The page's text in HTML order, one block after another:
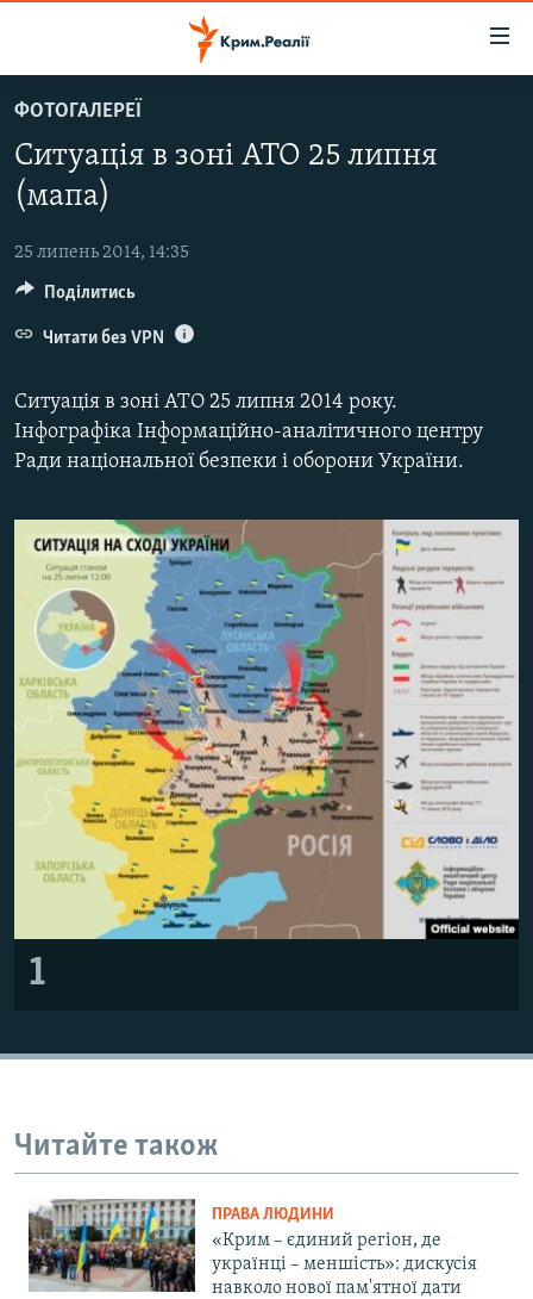
до
основного
матеріалу
Перейти
до
навігації
Перейти
пошуку
ВОДА.КРИМ
ВІДЕО ТА ФОТО
ПОЛІТИКА
БЛОГИ
ПОГЛЯД
ВСЕ ЗА ДЕНЬ
СПЕЦПРОЕКТИ
ВІДЕОУРОКИ «ELIFBE»
СВІДЧЕННЯ ОКУПАЦІЇ
УКРАЇНСЬКА ПРОБЛЕМА КРИМУ
ІНФОГРАФІКА
Русский
Qırımtatar
ДОЛУЧАЙСЯ!
Усі сайти RFE/RL
ФОТОГАЛЕРЕЇ
Ситуація в зоні АТО 25 липня
(мапа)
25 липень 2014, 14:35
Ситуація в зоні АТО 25 липня 2014 року.
Інфографіка Інформаційно-аналітичного центру
Ради національної безпеки і оборони України.
1
Поділитись
Читати без VPN
Читайте також
ПРАВА ЛЮДИНИ
«Крим – єдиний регіон, де
українці – меншість»: дискусія
навколо нової пам'ятної дати